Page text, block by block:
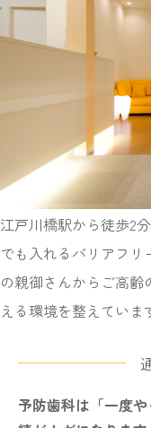
江戸川橋駅から徒歩2
でも入れるバリアフ
の親御さんからご高
える環境を整えていま
予防歯科は「一度